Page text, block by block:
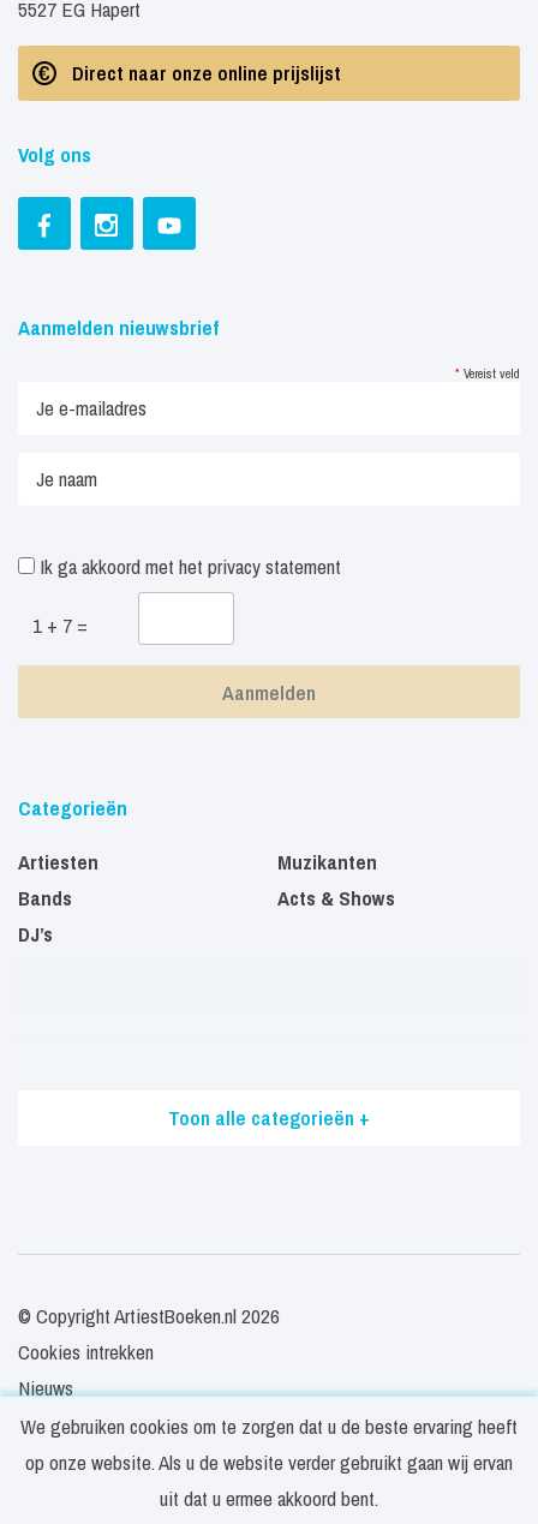
5527 EG Hapert
Direct naar onze online prijslijst
Volg ons
Aanmelden nieuwsbrief
* Vereist veld
Ik ga akkoord met het privacy statement
1 + 7 =
Categorieën
Artiesten
Bands
DJ’s
Muzikanten
Acts & Shows
Toon alle categorieën +
© Copyright ArtiestBoeken.nl 2026
Cookies intrekken
Nieuws
Veelgestelde vragen
Contact
Privacy- en cookieverklaring
We gebruiken cookies om te zorgen dat u de beste ervaring heeft
op onze website. Als u de website verder gebruikt gaan wij ervan
uit dat u ermee akkoord bent.